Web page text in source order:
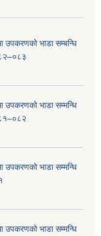
उपकरणको भाडा सम्बन्धि
उपकरणको भाडा सम्मन्धि
उपकरणको भाडा सम्मन्धि
उपकरणको भाडा सम्मन्धि